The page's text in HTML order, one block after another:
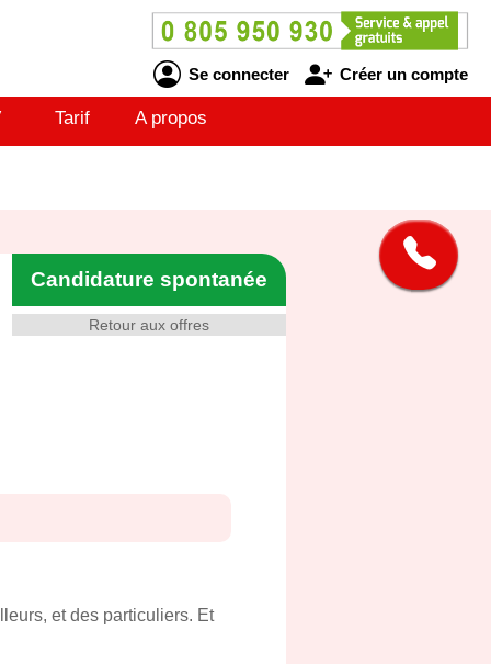
Se connecter Créer un compte
Tarif A propos
Retour aux offres
Candidature spontanée
et des particuliers. Et